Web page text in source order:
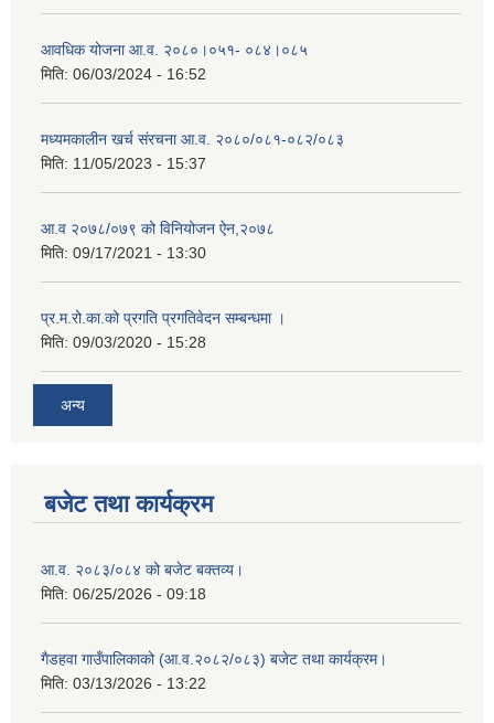
आवधिक योजना आ.व. २०८०।०५१- ०८४।०८५
मिति: 06/03/2024 - 16:52
मध्यमकालीन खर्च संरचना आ.व. २०८०/०८१-०८२/०८३
मिति: 11/05/2023 - 15:37
आ.व २०७८/०७९ को विनियोजन ऐन,२०७८
मिति: 09/17/2021 - 13:30
प्र.म.रो.का.को प्रगति प्रगतिवेदन सम्बन्धमा ।
मिति: 09/03/2020 - 15:28
अन्य
बजेट तथा कार्यक्रम
आ.व. २०८३/०८४ को बजेट बक्तव्य।
मिति: 06/25/2026 - 09:18
गैडहवा गाउँपालिकाको (आ.व.२०८२/०८३) बजेट तथा कार्यक्रम।
मिति: 03/13/2026 - 13:22